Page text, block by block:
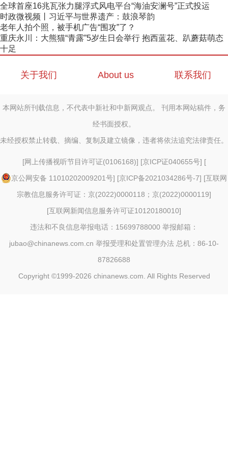
全球首座16兆瓦张力腿浮式风电平台“海油安澜号”正式投运
时政微视频丨习近平与世界遗产：鼓浪琴韵
老年人拍个照，被手机广告“围攻”了？
重庆永川：大熊猫“青露”5岁生日会举行 抱西蓝花、趴蘑菇萌态
十足
关于我们 About us 联系我们
本网站所刊载信息，不代表中新社和中新网观点。 刊用本网站稿件，务
经书面授权。
未经授权禁止转载、摘编、复制及建立镜像，违者将依法追究法律责任。
[网上传播视听节目许可证(0106168)] [京ICP证040655号] [
京公网安备 11010202009201号] [京ICP备2021034286号-7] [互联网
宗教信息服务许可证：京(2022)0000118；京(2022)0000119]
[互联网新闻信息服务许可证10120180010]
违法和不良信息举报电话：15699788000 举报邮箱：
jubao@chinanews.com.cn 举报受理和处置管理办法 总机：86-10-
87826688
Copyright ©1999-2026 chinanews.com. All Rights Reserved